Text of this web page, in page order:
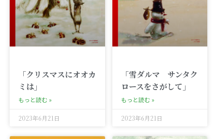
「クリスマスにオオカ
ミは」
もっと読む »
2023年6月21日
「雪ダルマ サンタク
ロースをさがして」
もっと読む »
2023年6月21日